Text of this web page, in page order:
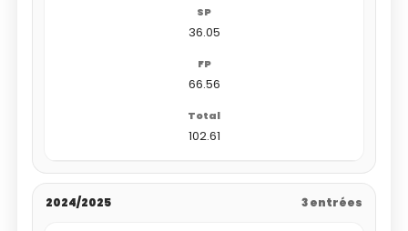
36.05
66.56
102.61
2024/2025 3 entrées